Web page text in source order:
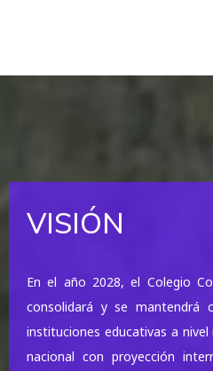
VISIÓN
En el año 2028, el Colegio
consolidará y se mantendrá
instituciones educativas a
nacional con proyección